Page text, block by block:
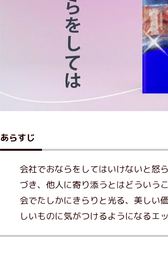
あらすじ
会社でおならをしてはいけないと怒
づき、他人に寄り添うとはどうい
会でたしかにきらりと光る、美しい
しいものに気がつけるようになるエ